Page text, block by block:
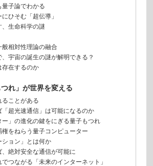
子論でわかる
ひそむ「超伝導」
生命科学の謎
般相対性理論の融合
、宇宙の誕生の謎が解明できる？
存在するのか
れ」が世界を変える
ことがある
超光速通信」は可能になるのか
ー」の進化の鍵をにぎる量子もつれ
をねらう量子コンピューター
ション」とは何か
絶対安全な通信が可能に
つながる「未来のインターネット」